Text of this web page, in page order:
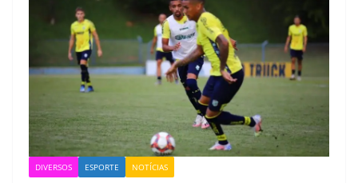
DIVERSOS ESPORTE NOTÍCIAS